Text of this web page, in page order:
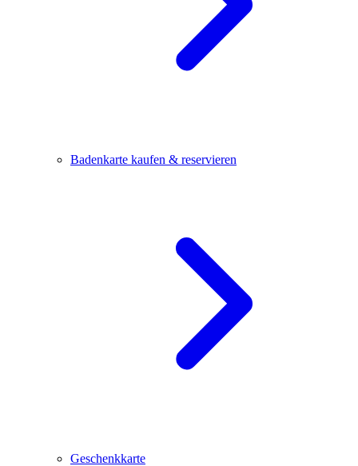
Badenkarte kaufen & reservieren
Geschenkkarte